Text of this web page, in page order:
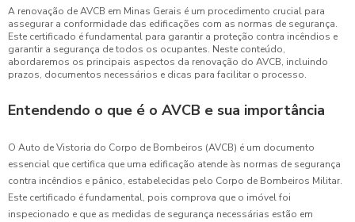
A renovação de AVCB em Minas Gerais é um procedimento crucial para
assegurar a conformidade das edificações com as normas de segurança.
Este certificado é fundamental para garantir a proteção contra incêndios e
garantir a segurança de todos os ocupantes. Neste conteúdo,
abordaremos os principais aspectos da renovação do AVCB, incluindo
prazos, documentos necessários e dicas para facilitar o processo.
Entendendo o que é o AVCB e sua importância
O Auto de Vistoria do Corpo de Bombeiros (AVCB) é um documento
essencial que certifica que uma edificação atende às normas de segurança
contra incêndios e pânico, estabelecidas pelo Corpo de Bombeiros Militar.
Este certificado é fundamental, pois comprova que o imóvel foi
inspecionado e que as medidas de segurança necessárias estão em